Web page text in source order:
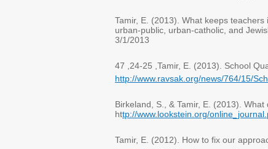
Tamir, E. (2013). What keeps
urban-public, urban-catholic, and
3/1/2013
Tamir, E. (2013). School
http://www.ravsak.org/news/764/15/
Birkeland, S., & Tamir, E. (2013).
http://www.lookstein.org/
Tamir, E. (2012). How to fix our